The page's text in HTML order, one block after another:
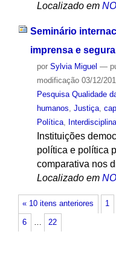
Localizado em
Seminário
imprensa e
por Sylvia Miguel —
modificação03/12/
Pesquisa Qualidade
humanos, Justiça,
Política,
Instituições
política e política
comparativa nos
Localizado em
« 10 itens anteriores 1
6 … 22